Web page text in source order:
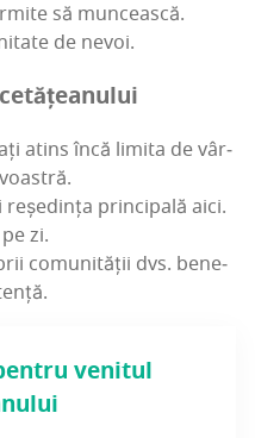
să mun­ceas­că.
de nevoi.
atins încă limi­ta de vâr­
prin­ci­pa­lă aici.
zi.
comu­ni­tă­ții dvs. bene­
veni­tul